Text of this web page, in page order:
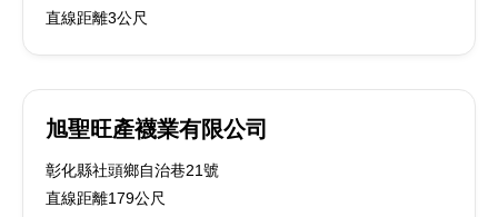
直線距離3公尺
旭聖旺產襪業有限公司
彰化縣社頭鄉自治巷21號
直線距離179公尺